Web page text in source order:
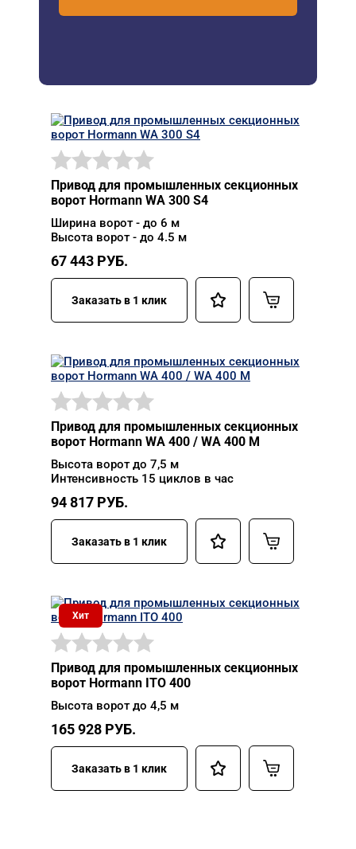
Привод для промышленных секционных
ворот Hormann WA 300 S4
Ширина ворот - до 6 м
Высота ворот - до 4.5 м
67 443 РУБ.
Заказать в 1 клик
Привод для промышленных секционных
ворот Hormann WA 400 / WA 400 M
Высота ворот до 7,5 м
Интенсивность 15 циклов в час
94 817 РУБ.
Заказать в 1 клик
Хит
Привод для промышленных секционных
ворот Hormann ITO 400
Высота ворот до 4,5 м
165 928 РУБ.
Заказать в 1 клик